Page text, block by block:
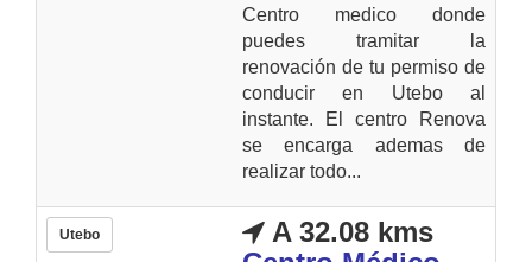
Centro medico donde
puedes tramitar la
renovación de tu permiso de
conducir en Utebo al
instante. El centro Renova
se encarga ademas de
realizar todo...
Utebo
A 32.08 kms